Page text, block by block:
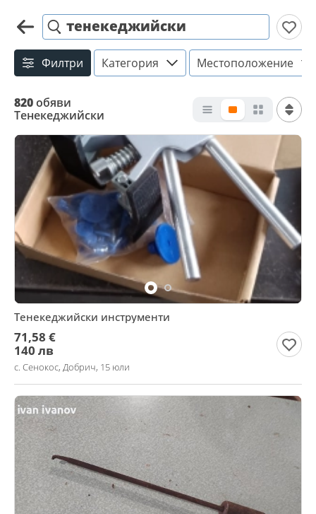
тенекеджийски
Филтри Категория Местоположение
820обяви
Тенекеджийски
Тенекеджийски инструменти
71,58 €
140 лв
с. Сенокос, Добрич, 15 юли